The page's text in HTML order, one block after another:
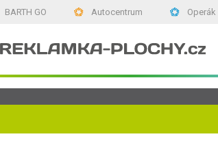
BARTH GO Autocentrum Operák